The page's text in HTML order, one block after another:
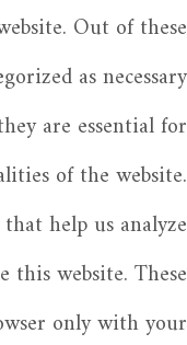
Out of these
as necessary
are essential for
of the website.
help us analyze
this website. These
only with your